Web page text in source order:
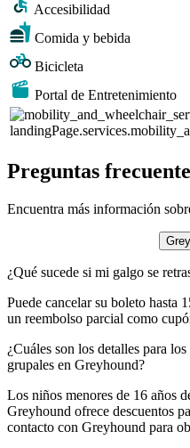
Accesibilidad
Comida y bebida
Bicicleta
Portal de Entretenimiento
Preguntas
Encuentra más información
¿Qué sucede si mi galgo se
Puede cancelar su boleto hasta
un reembolso parcial como
¿Cuáles son los detalles para
grupales en Greyhound?
Los niños menores de 16 años
Greyhound ofrece descuentos
contacto con Greyhound para